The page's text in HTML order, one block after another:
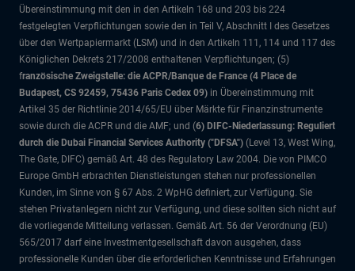
Übereinstimmung mit den in den Artikeln 168 und 203 bis 224
festgelegten Verpflichtungen sowie den in Teil V, Abschnitt I des Gesetzes
über den Wertpapiermarkt (LSM) und in den Artikeln 111, 114 und 117 des
Königlichen Dekrets 217/2008 enthaltenen Verpflichtungen; (5)
französische Zweigstelle: die ACPR/Banque de France (4 Place de
Budapest, CS 92459, 75436 Paris Cedex 09) in Übereinstimmung mit
Artikel 35 der Richtlinie 2014/65/EU über Märkte für Finanzinstrumente
sowie durch die ACPR und die AMF; und (6) DIFC-Niederlassung: Reguliert
durch die Dubai Financial Services Authority ("DFSA") (Level 13, West Wing,
The Gate, DIFC) gemäß Art. 48 des Regulatory Law 2004. Die von PIMCO
Europe GmbH erbrachten Dienstleistungen stehen nur professionellen
Kunden, im Sinne von § 67 Abs. 2 WpHG definiert, zur Verfügung. Sie
stehen Privatanlegern nicht zur Verfügung, und diese sollten sich nicht auf
die vorliegende Mitteilung verlassen. Gemäß Art. 56 der Verordnung (EU)
565/2017 darf eine Investmentgesellschaft davon ausgehen, dass
professionelle Kunden über die erforderlichen Kenntnisse und Erfahrungen